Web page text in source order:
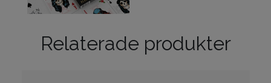
Relaterade produkter